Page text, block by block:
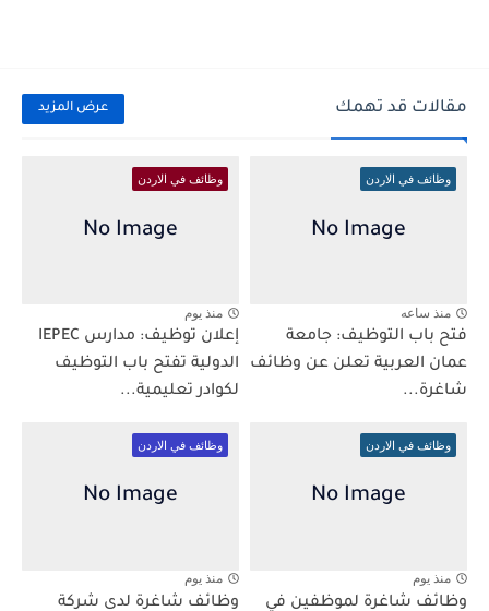
مقالات قد تهمك عرض المزيد
وظائف في الاردن
منذ ساعه
فتح باب التوظيف: جامعة
عمان العربية تعلن عن وظائف
شاغرة...
وظائف في الاردن
منذ يوم
إعلان توظيف: مدارس IEPEC
الدولية تفتح باب التوظيف
لكوادر تعليمية...
وظائف في الاردن
منذ يوم
وظائف شاغرة لموظفين في
وظائف في الاردن
منذ يوم
وظائف شاغرة لدى شركة